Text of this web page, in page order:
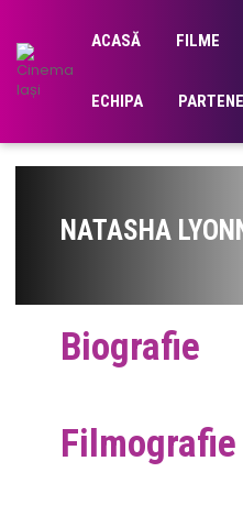
ACASĂ FILME
ECHIPA
NATASHA
Biografie
Filmografie